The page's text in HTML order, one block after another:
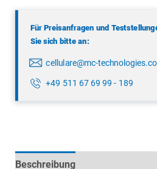
Für Preisanfragen und
Sie sich bitte an:
cellulare@mc-
+49 511 67 69 99 - 189
Beschreibung